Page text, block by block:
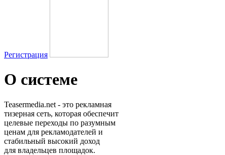
Регистрация
О системе
Teasermedia.net - это рекламная
тизерная сеть, которая обеспечит
целевые переходы по разумным
ценам для рекламодателей и
стабильный высокий доход
для владельцев площадок.